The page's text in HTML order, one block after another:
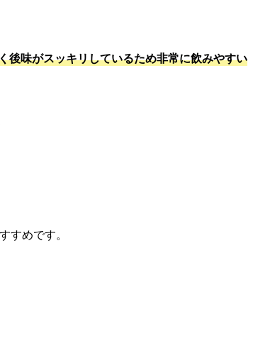
後味がスッキリしているため非常に飲みやすい
すめです。